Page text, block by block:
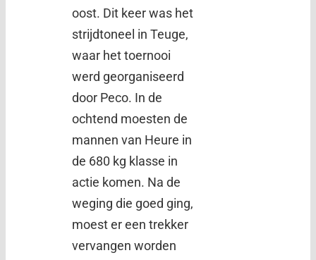
oost. Dit keer was het
strijdtoneel in Teuge,
waar het toernooi
werd georganiseerd
door Peco. In de
ochtend moesten de
mannen van Heure in
de 680 kg klasse in
actie komen. Na de
weging die goed ging,
moest er een trekker
vervangen worden